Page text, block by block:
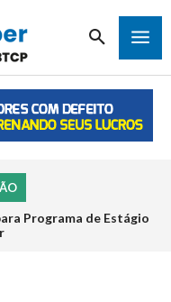
Programa de Estágio